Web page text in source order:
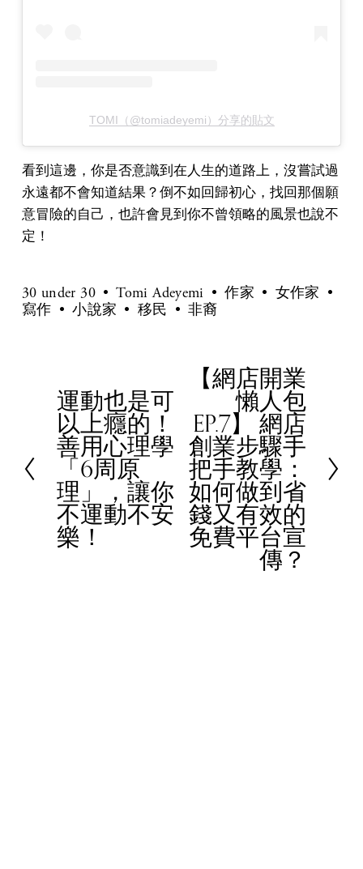
TOMI（@tomiadeyemi）分享的貼文
看到這邊，你是否意識到在人生的道路上，沒嘗試過
永遠都不會知道結果？倒不如回歸初心，找回那個願
意冒險的自己，也許會見到你不曾領略的風景也說不
定！
30 under 30 Tomi Adeyemi 作家
女作家
寫作
小說家 移民 非裔
P
e
i
o
u
s
運動也是可
以上癮的！
善用心理學
「6周原
理」，讓你
不運動不安
樂！
【網店開業
懶人包
EP.7】 網店
創業步驟手
把手教學：
如何做到省
錢又有效的
免費平台宣
傳？